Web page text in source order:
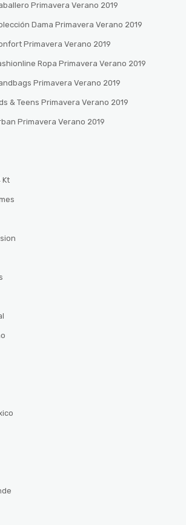
Primavera Verano 2019
Dama Primavera Verano 2019
Primavera Verano 2019
Ropa Primavera Verano 2019
Primavera Verano 2019
& Teens Primavera Verano 2019
Primavera Verano 2019
Kt